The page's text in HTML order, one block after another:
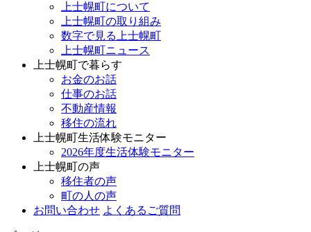
上士幌町について
上士幌町の取り組み
数字で見る上士幌町
上士幌町ニュース
上士幌町で暮らす
お金のお話
仕事のお話
不動産情報
移住の流れ
上士幌町生活体験モニター
2026年度生活体験モニター
上士幌町の声
移住者の声
町の人の声
お問い合わせ よくあるご質問